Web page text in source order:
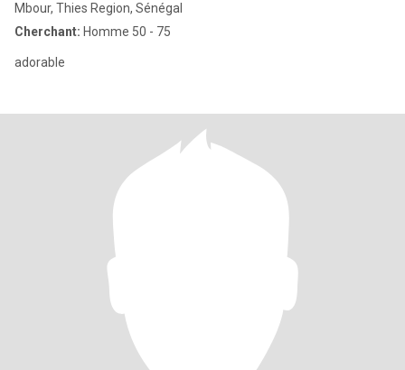
Mbour, Thies Region, Sénégal
Cherchant: Homme 50 - 75
adorable